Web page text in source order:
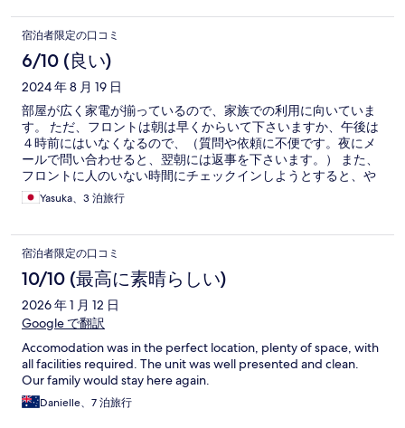
もありました。 共有施設のテニスコート用のボールがなかった
ことが唯一残念でした。 滞在中にお湯が出なくなるハプニング
がありましたが、どうやらお湯のスイッチを間違えて切ってし
まったためで、また出るようになりました。 フロントはスタッ
フの人がいる日といない日がありました。ゴミ捨て場がわから
ず聞きましたが、丁寧に教えてくれました。
宿泊者限定の口コミ
6/10 (良い)
2024 年 8 月 19 日
部屋が広く家電が揃っているので、家族での利用に向いていま
す。 ただ、フロントは朝は早くからいて下さいますか、午後は
４時前にはいなくなるので、（質問や依頼に不便です。夜にメ
ールで問い合わせると、翌朝には返事を下さいます。） また、
フロントに人のいない時間にチェックインしようとすると、や
り方のメールは送られて来ますが、どう自動ドアを開けるか最
初分からず焦りました。（鍵に付いているグレーのプラスチッ
洗機の洗剤、スポンジなど常備されていて良かったですが、食
器に一部汚れが残っており残念でした。冷蔵庫の中に小さい牛
乳パックが一個入っており、前から残っている物にしか思え
ず、気味悪かったです。 アウトレットは三つ又しかなく、借り
ることもできず、充電できない！と焦りましたが、テレビ側面
のUSBを使って何とかタブレット系は充電することができまし
です。
Yasuka、3 泊旅行
宿泊者限定の口コミ
10/10 (最高に素晴らしい)
2026 年 1 月 12 日
Google で翻訳
Accomodation was in the perfect location, plenty of space, with
all facilities required. The unit was well presented and clean.
Our family would stay here again.
Danielle、7 泊旅行